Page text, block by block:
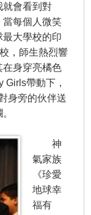
就會看到對
每個人微笑
大學校的印
，師生熱烈響
在身穿亮橘色
Girls帶動下，
身旁的伙伴送
神
氣家族
《珍愛
地球幸
福有